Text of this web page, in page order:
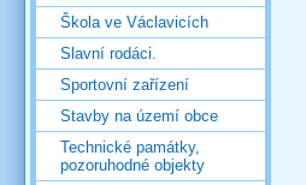
Škola ve Václavicích
Slavní rodáci.
Sportovní zařízení
Stavby na území obce
Technické památky,
pozoruhodné objekty